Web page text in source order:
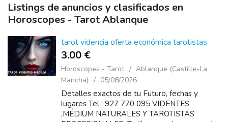
Listings de anuncios y clasificados en
Horoscopes - Tarot Ablanque
tarot videncia oferta económica tarotistas
3.00 €
Horoscopes - Tarot
Ablanque (Castille-La
Mancha)
05/08/2026
Detalles exactos de tu Futuro, fechas y
lugares Tel : 927 770 095 VIDENTES
,MÉDIUM NATURALES Y TAROTISTAS